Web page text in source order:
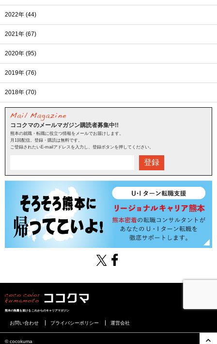
2022年 (44)
2021年 (67)
2020年 (95)
2019年 (76)
2018年 (70)
ココクマのメールマガジン購読者募集中!!
熊本の就職・転職に役立つ情報をメールでお届けします。
月1回配信。登録・購読は無料です。
ご登録されたいE-mailアドレスを入力し、登録ボタンを押してください。
登録
熊本の熱量を届けるこれからのキャリアマガジン
お問い合わせ プライバシーポリシー 運営会社
©︎ cocokuma